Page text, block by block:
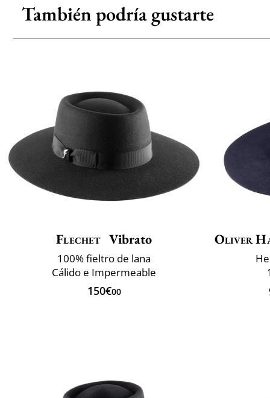
También podría gustarte
Flechet Vibrato
100% fieltro de lana
Cálido e Impermeable
150€00
Oliver